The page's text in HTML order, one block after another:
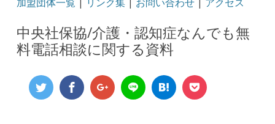
中央社保協/介護・認知症なんでも無
料電話相談に関する資料